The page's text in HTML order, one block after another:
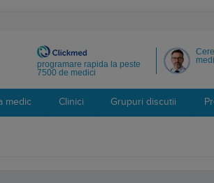
programare rapida la peste
7500 de medici
medic Clinici Grupuri discutii